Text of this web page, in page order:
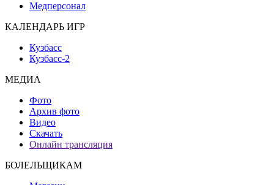
Медперсонал
КАЛЕНДАРЬ ИГР
Кузбасс
Кузбасс-2
МЕДИА
Фото
Архив фото
Видео
Скачать
Онлайн трансляция
БОЛЕЛЬЩИКАМ